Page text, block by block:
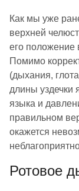
Как мы уже
верхней
его положение
Помимо
(дыхания,
длины уздечки
языка и
правильном
окажется
Ротовое